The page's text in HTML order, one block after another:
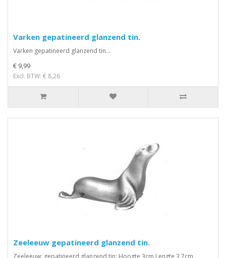
Varken gepatineerd glanzend tin.
Varken gepatineerd glanzend tin...
€ 9,99
Excl. BTW: € 8,26
Zeeleeuw gepatineerd glanzend tin.
Zeeleeuw: gepatineerd glanzend tin: Hoogte 3cm Lengte 3,7cm..